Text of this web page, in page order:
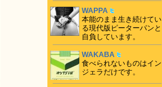
WAPPA
本能のまま生き続けてい
る現代版ピーターパンと
自負しています。
WAKABA
食べられないものはイン
ジェラだけです。